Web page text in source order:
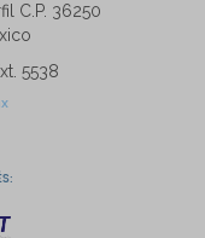
C.P. 36250
5538